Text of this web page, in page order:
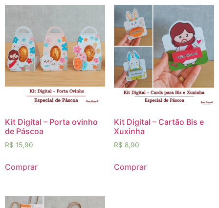
Kit Digital – Porta ovinho
de Páscoa
R$ 15,90
Comprar
Kit Digital – Cartão Bis e
Xuxinha
R$ 8,90
Comprar